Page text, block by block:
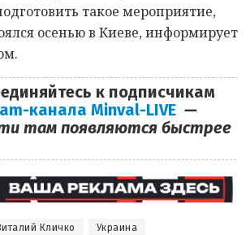
такое мероприятие,
осенью в Киеве, информирует
к подписчикам
канала Minval-LIVE —
там появляются быстрее
Кличко
Украина